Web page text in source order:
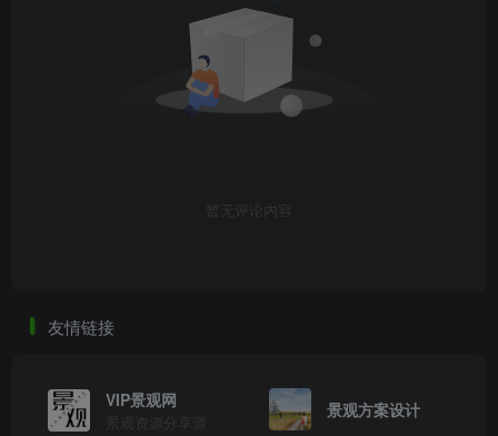
暂无评论内容
友情链接
VIP景观网
景观资源分享源
景观方案设计